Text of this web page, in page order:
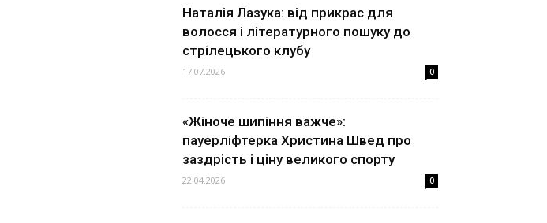
Наталія Лазука: від прикрас для
волосся і літературного пошуку до
стрілецького клубу
17.07.2026 0
«Жіноче шипіння важче»:
пауерліфтерка Христина Швед про
заздрість і ціну великого спорту
22.04.2026 0